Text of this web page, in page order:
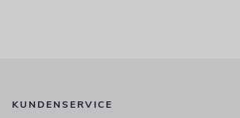
KUNDENSERVICE